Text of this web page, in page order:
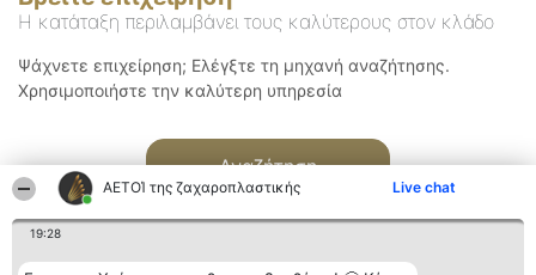
ΑΕΤΟΊ της ζαχαροπλαστικής Live chat
19:28
Η κατάταξη περιλαμβάνει τους καλύτερους στον κλάδο
Ψάχνετε επιχείρηση; Ελέγξτε τη μηχανή αναζήτησης.
Χρησιμοποιήστε την καλύτερη υπηρεσία
Αναζήτηση